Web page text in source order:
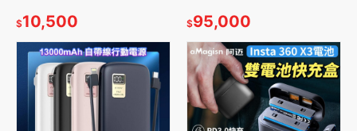
$10,500 $95,000